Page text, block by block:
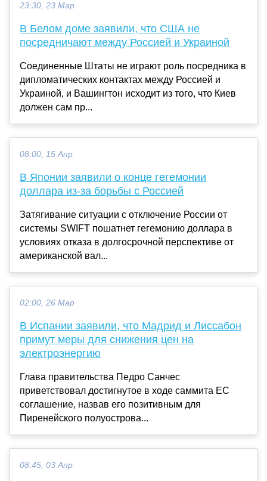
23:30, 23 Мар
В Белом доме заявили, что США не
посредничают между Россией и Украиной
Соединенные Штаты не играют роль посредника в
дипломатических контактах между Россией и
Украиной, и Вашингтон исходит из того, что Киев
должен сам пр...
08:00, 15 Апр
В Японии заявили о конце гегемонии
доллара из-за борьбы с Россией
Затягивание ситуации с отключение России от
системы SWIFT пошатнет гегемонию доллара в
условиях отказа в долгосрочной перспективе от
американской вал...
02:00, 26 Мар
В Испании заявили, что Мадрид и Лиссабон
примут меры для снижения цен на
электроэнергию
Глава правительства Педро Санчес
приветствовал достигнутое в ходе саммита ЕС
соглашение, назвав его позитивным для
Пиренейского полуострова...
08:45, 03 Апр